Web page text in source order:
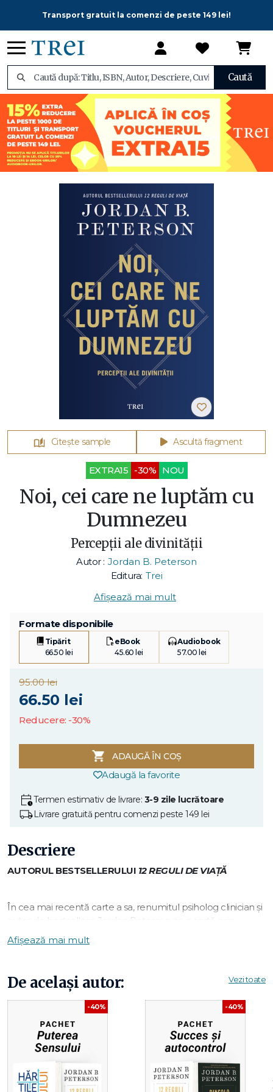
Transport gratuit la comenzi de peste 149 lei!
Caută
Citește sample Ascultă fragment
EXTRA15 -30% NOU
Noi, cei care ne luptăm cu
Dumnezeu
Percepții ale divinității
Autor : Jordan B. Peterson
Editura: Trei
Afișează mai mult
Formate disponibile
Tipărit
66.50 lei
eBook
45.60 lei
Audiobook
57.00 lei
95.00 lei
66.50 lei
Reducere: -30%
ADAUGĂ ÎN COȘ
Adaugă la favorite
Termen estimativ de livrare: 3-9 zile lucrătoare
Livrare gratuită pentru comenzi peste 149 lei
Descriere
AUTORUL BESTSELLERULUI 12 REGULI DE VIAȚĂ
În cea mai recentă carte a sa, renumitul psiholog clinician și
autor de bestsellere Jordan Peterson ne poartă prin
vechile povestiri biblice despre revoltă, sacrificiu, suferință și
triumf, istorii care stau la baza întregii lumi occidentale.
dezvăluie înțelepciunea profundă a textelor biblice,
explicând de ce le ignorăm astăzi și ce primejdie imensă
ascunde această îndepărtare de Biblie. Adam și Eva și
căderea eternă a omenirii; războiul sângeros dintre Cain și
Abel; potopul îngrozitor al lui Noe; prăbușirea
spectaculoasă a Turnului Babel; aventura teribilă a lui
Avraam și epopeea lui Moise și a israeliților – ce ne-ar putea
spune astăzi toate aceste povești? Cum ne-au ajutat ele,
de-a lungul mileniilor, să înțelegem lumea și cine suntem?
Afișează mai mult
De același autor: Vezi toate
-40% -40%